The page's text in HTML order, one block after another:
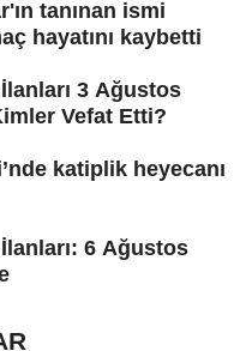
tanınan ismi
hayatını kaybetti
3 Ağustos
Vefat Etti?
katiplik heyecanı
6 Ağustos